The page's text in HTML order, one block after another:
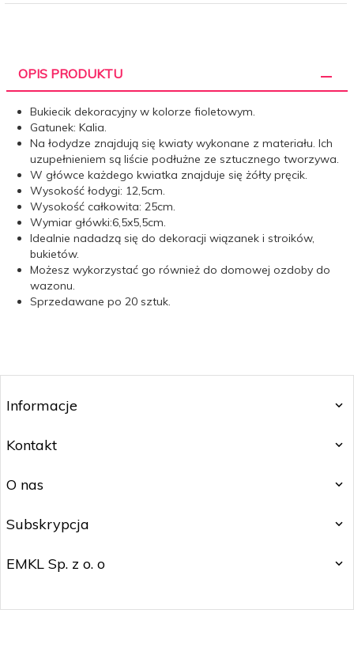
OPIS PRODUKTU
Bukiecik dekoracyjny w kolorze fioletowym.
Gatunek: Kalia.
Na łodydze znajdują się kwiaty wykonane z materiału. Ich
uzupełnieniem są liście podłużne ze sztucznego tworzywa.
W główce każdego kwiatka znajduje się żółty pręcik.
Wysokość łodygi: 12,5cm.
Wysokość całkowita: 25cm.
Wymiar główki:6,5x5,5cm.
Idealnie nadadzą się do dekoracji wiązanek i stroików,
bukietów.
Możesz wykorzystać go również do domowej ozdoby do
wazonu.
Sprzedawane po 20 sztuk.
Informacje
Kontakt
O nas
Subskrypcja
EMKL Sp. z o. o